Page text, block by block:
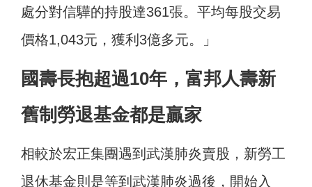
處分對信驊的持股達361張。平均每股交易
價格1,043元，獲利3億多元。」
國壽長抱超過10年，富邦人壽新
舊制勞退基金都是贏家
相較於宏正集團遇到武漢肺炎賣股，新勞工
退休基金則是等到武漢肺炎過後，開始入